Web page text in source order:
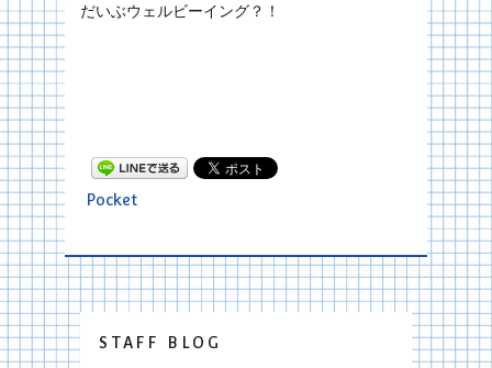
だいぶウェルビーイング？！
Pocket
STAFF BLOG